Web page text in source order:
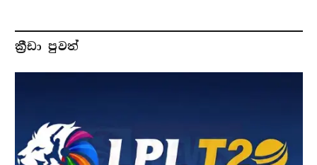
ක්‍රීඩා පුවත්